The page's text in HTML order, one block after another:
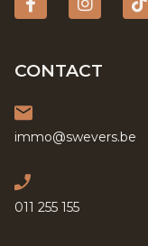
Facebook
CONTACT
immo@swevers.be
011 255 155